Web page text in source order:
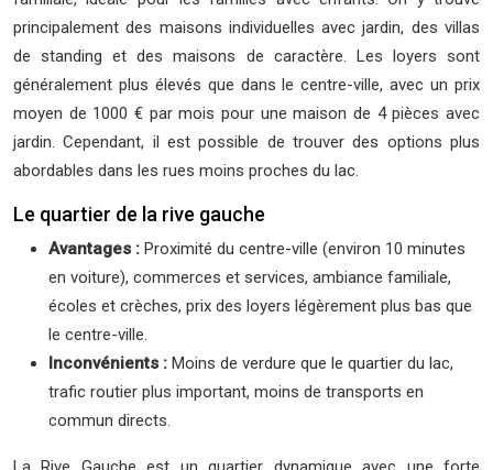
principalement des maisons individuelles avec jardin, des villas
de standing et des maisons de caractère. Les loyers sont
généralement plus élevés que dans le centre-ville, avec un prix
moyen de 1000 € par mois pour une maison de 4 pièces avec
jardin. Cependant, il est possible de trouver des options plus
abordables dans les rues moins proches du lac.
Le quartier de la rive gauche
Avantages : Proximité du centre-ville (environ 10 minutes
en voiture), commerces et services, ambiance familiale,
écoles et crèches, prix des loyers légèrement plus bas que
le centre-ville.
Inconvénients : Moins de verdure que le quartier du lac,
trafic routier plus important, moins de transports en
commun directs.